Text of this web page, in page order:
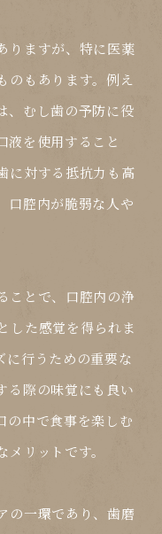
りますが、特に医薬
のもあります。例え
、むし歯の予防に役
液を使用すること
に対する抵抗力も高
口腔内が脆弱な人や
ことで、口腔内の浄
した感覚を得られま
に行うための重要な
る際の味覚にも良い
の中で食事を楽しむ
リットです。
の一環であり、歯磨